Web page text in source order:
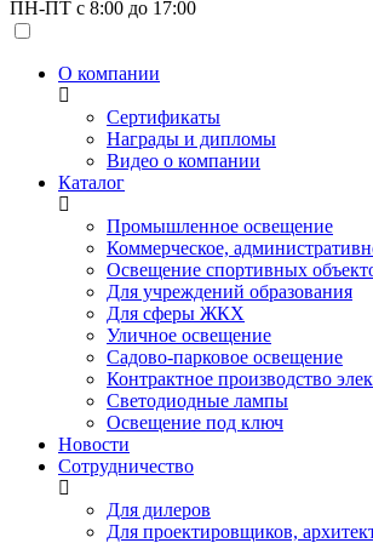
ПН-ПТ с 8:00 до 17:00
О компании
Сертификаты
Награды и дипломы
Видео о компании
Каталог
Промышленное освещение
Коммерческое,
Освещение спортивных
Для учреждений образования
Для сферы ЖКХ
Уличное освещение
Садово-парковое освещение
Контрактное производство
Светодиодные лампы
Освещение под ключ
Новости
Сотрудничество
Для дилеров
Для проектировщиков,